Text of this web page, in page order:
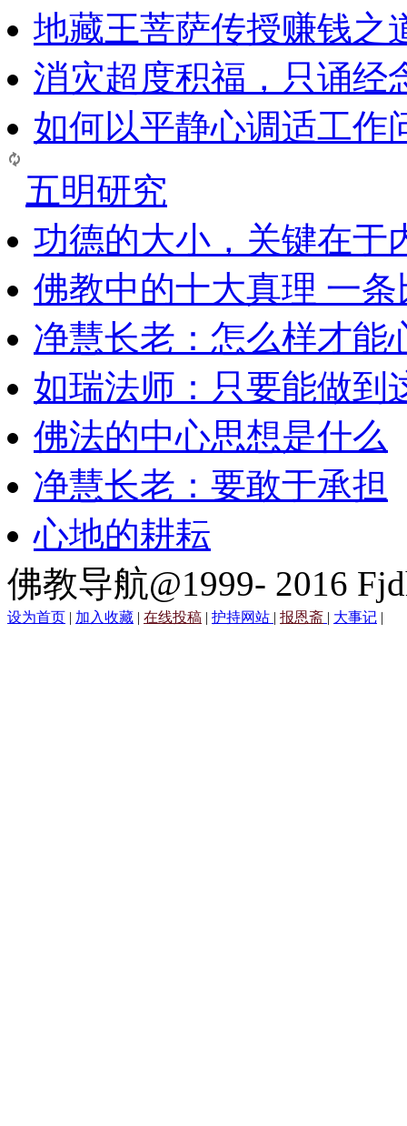
地藏王菩萨传授赚钱之
消灾超度积福，只诵经
如何以平静心调适工作
五明研究
功德的大小，关键在于
佛教中的十大真理 一
净慧长老：怎么样才能
如瑞法师：只要能做到
佛法的中心思想是什么
净慧长老：要敢于承担
心地的耕耘
佛教导航@1999- 2016
设为首页 | 加入收藏 | 在线投稿 | 护持网站 | 报恩斋 | 大事记 |